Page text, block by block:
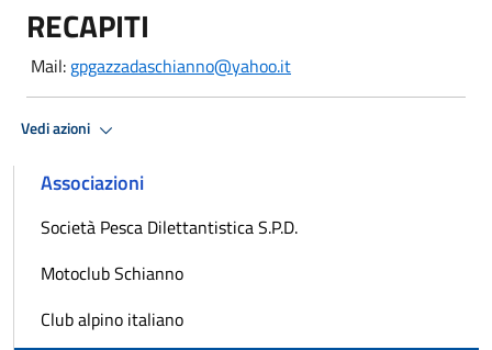
RECAPITI
Mail: gpgazzadaschianno@yahoo.it
Vedi azioni
Associazioni
Società Pesca Dilettantistica S.P.D.
Motoclub Schianno
Club alpino italiano